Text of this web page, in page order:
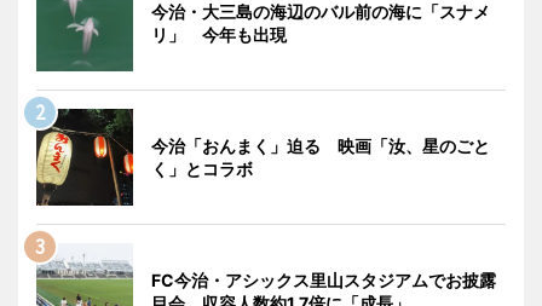
今治・大三島の海辺のバル前の海に「スナメ
リ」 今年も出現
今治「おんまく」迫る 映画「汝、星のごと
く」とコラボ
FC今治・アシックス里山スタジアムでお披露